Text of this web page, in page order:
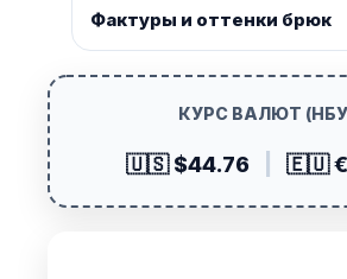
Фактуры и оттенки брюк
КУРС ВАЛЮТ
🇺🇸 $44.76 🇪🇺